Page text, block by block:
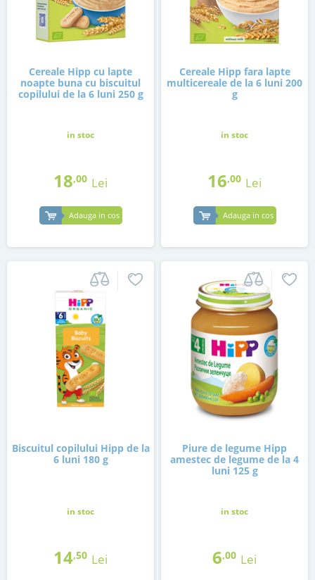
Cereale Hipp cu lapte
noapte buna cu biscuitul
copilului de la 6 luni 250 g
in stoc
18,00 Lei
Adauga in cos
Cereale Hipp fara lapte
multicereale de la 6 luni 200
g
in stoc
16,00 Lei
Adauga in cos
Biscuitul copilului Hipp de la
6 luni 180 g
in stoc
14,50 Lei
Piure de legume Hipp
amestec de legume de la 4
luni 125 g
in stoc
6,00 Lei